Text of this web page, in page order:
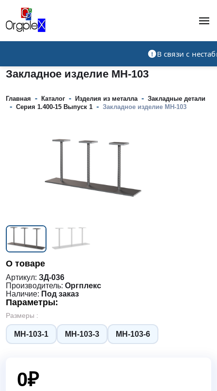
В связи с
Закладное изделие МН-103
Главная - Каталог - Изделия из металла - Закладные детали
- Серия 1.400-15 Выпуск 1 - Закладное изделие МН-103
О товаре
Артикул: ЗД-036
Производитель: Оргплекс
Наличие: Под заказ
Параметры:
Размеры :
МН-103-1 МН-103-3 МН-103-6
0₽